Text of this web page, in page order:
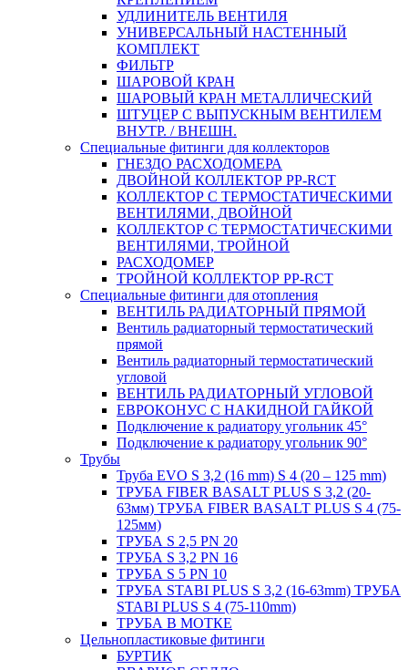
УДЛИНИТЕЛЬ ВЕНТИЛЯ
УНИВЕРСАЛЬНЫЙ НАСТЕННЫЙ
КОМПЛЕКТ
ФИЛЬТР
ШАРОВОЙ КРАН
ШАРОВЫЙ КРАН МЕТАЛЛИЧЕСКИЙ
ШТУЦЕР С ВЫПУСКНЫМ ВЕНТИЛЕМ
ВНУТР. / ВНЕШН.
Специальные фитинги для коллекторов
ГНЕЗДО РАСХОДОМЕРА
ДВОЙНОЙ КОЛЛЕКТОР PP-RCT
КОЛЛЕКТОР С ТЕРМОСТАТИЧЕСКИМИ
ВЕНТИЛЯМИ, ДВОЙНОЙ
КОЛЛЕКТОР С ТЕРМОСТАТИЧЕСКИМИ
ВЕНТИЛЯМИ, ТРОЙНОЙ
РАСХОДОМЕР
ТРОЙНОЙ КОЛЛЕКТОР PP-RCT
Специальные фитинги для отопления
ВЕНТИЛЬ РАДИАТОРНЫЙ ПРЯМОЙ
Вентиль радиаторный термостатический
прямой
Вентиль радиаторный термостатический
угловой
ВЕНТИЛЬ РАДИАТОРНЫЙ УГЛОВОЙ
ЕВРОКОНУС С НАКИДНОЙ ГАЙКОЙ
Подключение к радиатору угольник 45°
Подключение к радиатору угольник 90°
Трубы
Труба EVO S 3,2 (16 mm) S 4 (20 – 125 mm)
ТРУБА FIBER BASALT PLUS S 3,2 (20-
63мм) ТРУБА FIBER BASALT PLUS S 4 (75-
125мм)
ТРУБА S 2,5 PN 20
ТРУБА S 3,2 PN 16
ТРУБА S 5 PN 10
ТРУБА STABI PLUS S 3,2 (16-63mm) ТРУБА
STABI PLUS S 4 (75-110mm)
ТРУБА В МОТКЕ
Цельнопластиковые фитинги
БУРТИК